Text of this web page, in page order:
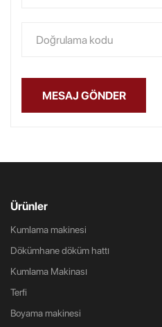
MESAJ GÖNDER
Ürünler
Kumlama makinesi
Dökümhane döküm hattı
Kumlama Makinası
Terfi
Boyama makinesi